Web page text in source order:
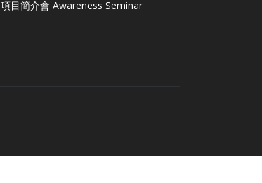
項目簡介會 Awareness Seminar